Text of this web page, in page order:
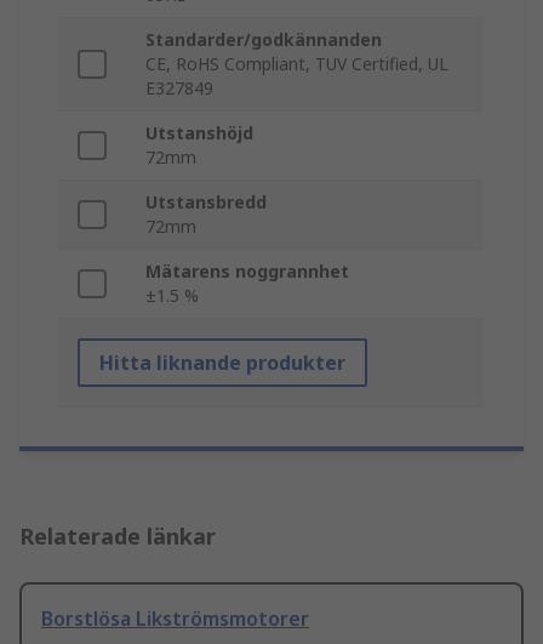
Standarder/godkännanden
CE, RoHS Compliant, TUV Certified, UL
E327849
Utstanshöjd
72mm
Utstansbredd
72mm
Mätarens noggrannhet
±1.5 %
Hitta liknande produkter
Relaterade länkar
Borstlösa Likströmsmotorer